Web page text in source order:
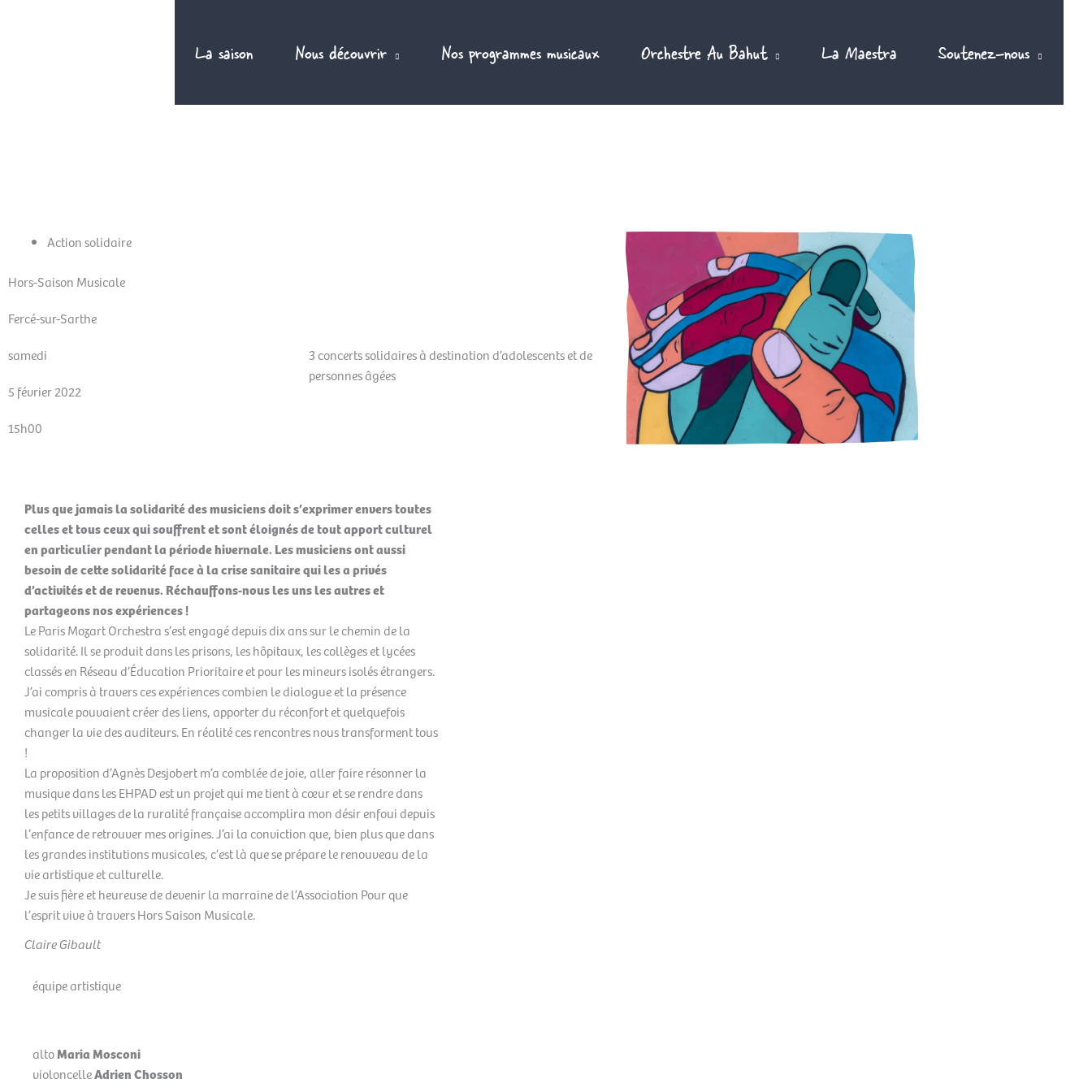
La saison Nous découvrir Nos programmes musicaux Orchestre Au Bahut La Maestra Soutenez-nous
Action solidaire
Hors-Saison Musicale
Fercé-sur-Sarthe
samedi
5 février 2022
15h00
3 concerts solidaires à destination d’adolescents et de
personnes âgées
Plus que jamais la solidarité des musiciens doit s’exprimer envers toutes
celles et tous ceux qui souffrent et sont éloignés de tout apport culturel
en particulier pendant la période hivernale. Les musiciens ont aussi
besoin de cette solidarité face à la crise sanitaire qui les a privés
d’activités et de revenus. Réchauffons-nous les uns les autres et
partageons nos expériences !
Le Paris Mozart Orchestra s’est engagé depuis dix ans sur le chemin de la
solidarité. Il se produit dans les prisons, les hôpitaux, les collèges et lycées
classés en Réseau d’Éducation Prioritaire et pour les mineurs isolés étrangers.
J’ai compris à travers ces expériences combien le dialogue et la présence
musicale pouvaient créer des liens, apporter du réconfort et quelquefois
changer la vie des auditeurs. En réalité ces rencontres nous transforment tous
!
La proposition d’Agnès Desjobert m’a comblée de joie, aller faire résonner la
musique dans les EHPAD est un projet qui me tient à cœur et se rendre dans
les petits villages de la ruralité française accomplira mon désir enfoui depuis
l’enfance de retrouver mes origines. J’ai la conviction que, bien plus que dans
les grandes institutions musicales, c’est là que se prépare le renouveau de la
vie artistique et culturelle.
Je suis fière et heureuse de devenir la marraine de l’Association Pour que
l’esprit vive à travers Hors Saison Musicale.
Claire Gibault
équipe artistique
altoMaria Mosconi
violoncelleAdrien Chosson